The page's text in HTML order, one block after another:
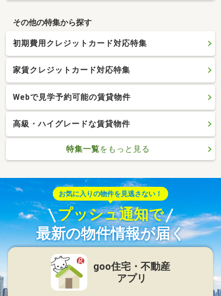
その他の特集から探す
初期費用クレジットカード対応特集
家賃クレジットカード対応特集
Webで見学予約可能の賃貸物件
高級・ハイグレードな賃貸物件
特集一覧をもっと見る
お気に入りの物件を見逃さない！
プッシュ通知で
最新の物件情報が届く
goo住宅・不動産
アプリ